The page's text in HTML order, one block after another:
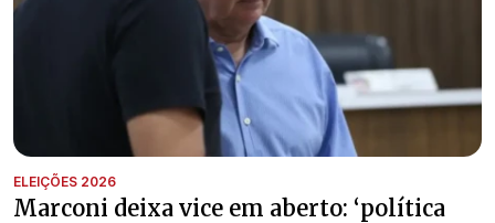
ELEIÇÕES 2026
Marconi deixa vice em aberto: ‘política